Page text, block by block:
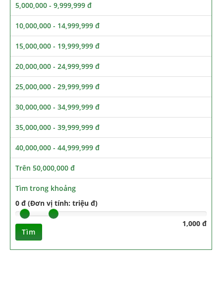
5,000,000 - 9,999,999 đ
10,000,000 - 14,999,999 đ
15,000,000 - 19,999,999 đ
20,000,000 - 24,999,999 đ
25,000,000 - 29,999,999 đ
30,000,000 - 34,999,999 đ
35,000,000 - 39,999,999 đ
40,000,000 - 44,999,999 đ
Trên 50,000,000 đ
Tìm trong khoảng
0 đ (Đơn vị tính: triệu đ)
1,000 đ
Tìm